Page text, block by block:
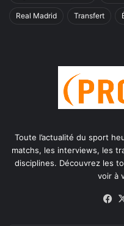
Real Madrid Transfert
Toute l’actualité du sport
matchs, les interviews, les
disciplines. Découvrez les
voir à